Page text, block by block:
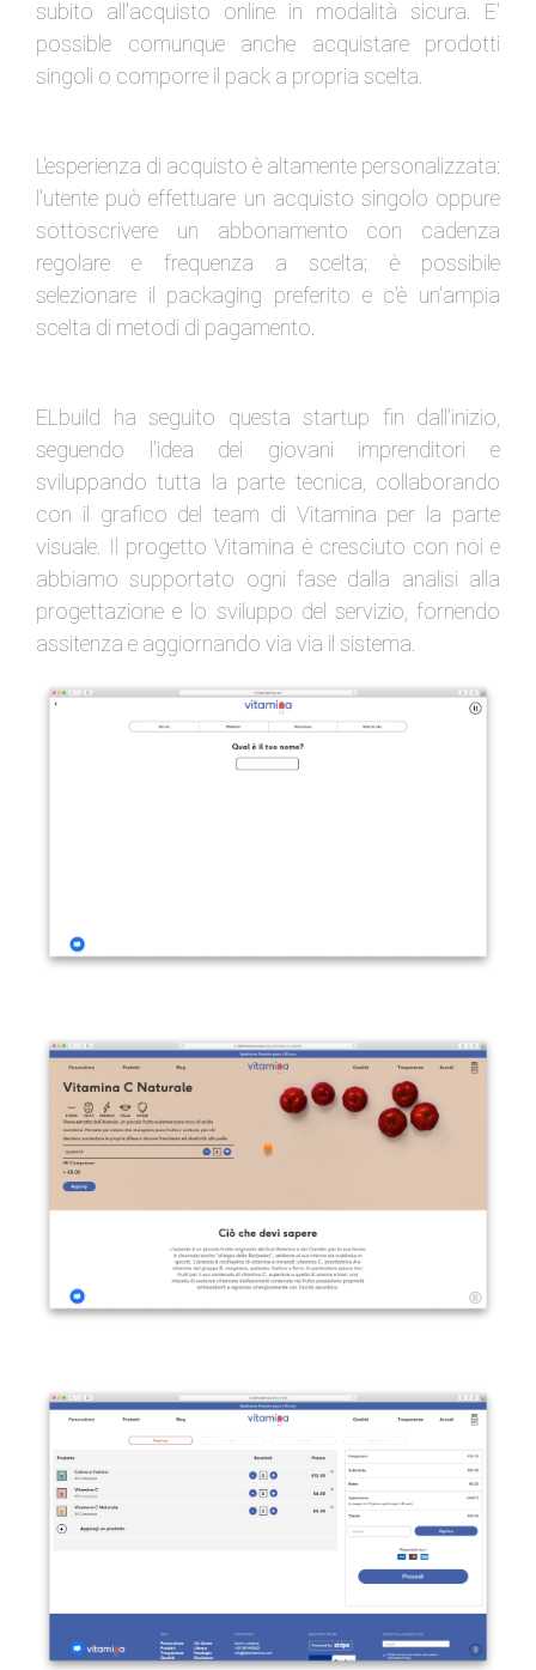
subito all'acquisto online in modalità sicura. E'
possible comunque anche acquistare prodotti
singoli o comporre il pack a propria scelta.
L'esperienza di acquisto è altamente personalizzata:
l'utente può effettuare un acquisto singolo oppure
sottoscrivere un abbonamento con cadenza
regolare e frequenza a scelta; è possibile
selezionare il packaging preferito e c'è un'ampia
scelta di metodi di pagamento.
ELbuild ha seguito questa startup fin dall'inizio,
seguendo l'idea dei giovani imprenditori e
sviluppando tutta la parte tecnica, collaborando
con il grafico del team di Vitamina per la parte
visuale. Il progetto Vitamina è cresciuto con noi e
abbiamo supportato ogni fase dalla analisi alla
progettazione e lo sviluppo del servizio, fornendo
assitenza e aggiornando via via il sistema.